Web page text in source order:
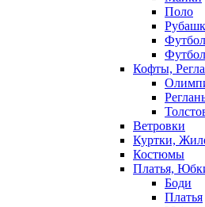
Поло
Кофты,
Ветровки
Куртки,
Костюмы
Платья,
Боди
Платья